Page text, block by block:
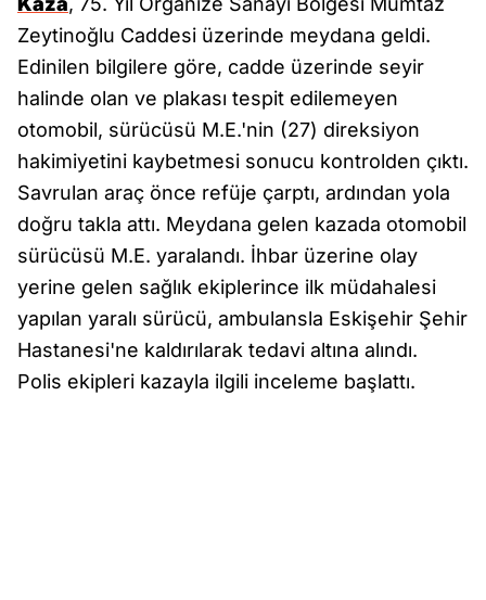
Zeytinoğlu Caddesi üzerinde meydana geldi.
Edinilen bilgilere göre, cadde üzerinde seyir
halinde olan ve plakası tespit edilemeyen
otomobil, sürücüsü M.E.'nin (27) direksiyon
hakimiyetini kaybetmesi sonucu kontrolden çıktı.
Savrulan araç önce refüje çarptı, ardından yola
doğru takla attı. Meydana gelen kazada otomobil
sürücüsü M.E. yaralandı. İhbar üzerine olay
yerine gelen sağlık ekiplerince ilk müdahalesi
yapılan yaralı sürücü, ambulansla Eskişehir Şehir
Hastanesi'ne kaldırılarak tedavi altına alındı.
Polis ekipleri kazayla ilgili inceleme başlattı.